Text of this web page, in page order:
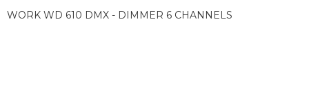
WORK WD 610 DMX - DIMMER 6 CHANNELS